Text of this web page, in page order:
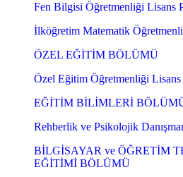
Fen Bilgisi Öğretmenliği Lisans
İlköğretim Matematik
ÖZEL EĞİTİM BÖLÜMÜ
Özel Eğitim Öğretmenliği Lisans
EĞİTİM BİLİMLERİ
Rehberlik ve Psikolojik
BİLGİSAYAR ve ÖĞRETİM
EĞİTİMİ BÖLÜMÜ